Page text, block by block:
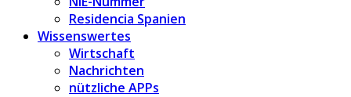
Residencia Spanien
Wissenswertes
Wirtschaft
Nachrichten
nützliche APPs